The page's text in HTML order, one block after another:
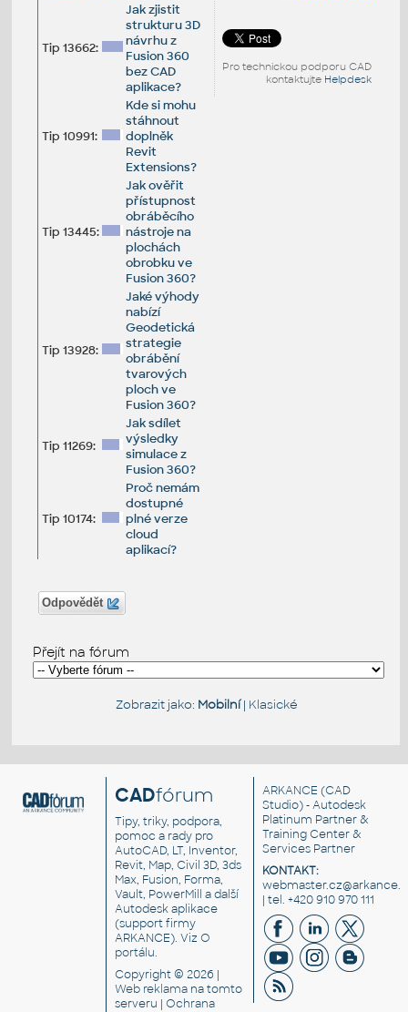
Pro technickou podporu CAD
kontaktujte Helpdesk
Tip 13662:
Jak zjistit
strukturu 3D
návrhu z
Fusion 360
bez CAD
aplikace?
Tip 10991:
Kde si mohu
stáhnout
doplněk
Revit
Extensions?
Tip 13445:
Jak ověřit
přístupnost
obráběcího
nástroje na
plochách
obrobku ve
Fusion 360?
Tip 13928:
Jaké výhody
nabízí
Geodetická
strategie
obrábění
tvarových
ploch ve
Fusion 360?
Tip 11269:
Jak sdílet
výsledky
simulace z
Fusion 360?
Tip 10174:
Proč nemám
dostupné
plné verze
cloud
aplikací?
Odpovědět
Přejít na fórum
Zobrazit jako: Mobilní| Klasické
CADfórum
Tipy, triky, podpora,
pomoc a rady pro
AutoCAD, LT, Inventor,
Revit, Map, Civil 3D, 3ds
Max, Fusion, Forma,
Vault, PowerMill a další
Autodesk aplikace
(support firmy
ARKANCE). VizO
portálu.
Copyright © 2026 |
Web reklama na tomto
serveru |Ochrana
ARKANCE (CAD
Studio) - Autodesk
Platinum Partner &
Training Center &
Services Partner
KONTAKT:
| tel. +420 910 970 111